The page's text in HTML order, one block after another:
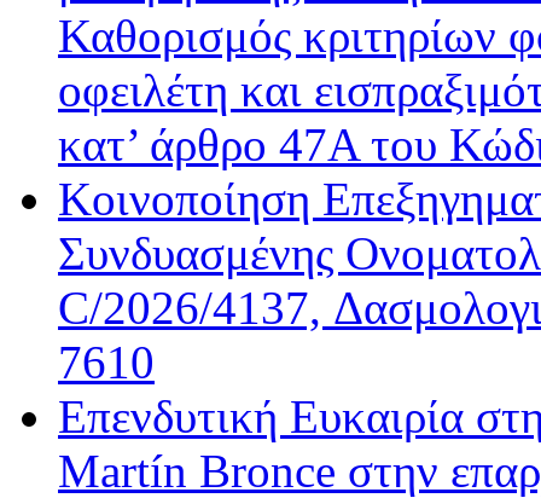
Καθορισμός κριτηρίων
οφειλέτη και
κατ’ άρθρο 47Α του
Κοινοποίηση
Συνδυασμένης
C/2026/4137,
7610
Επενδυτική Ευκαιρία
Martín Bronce στην